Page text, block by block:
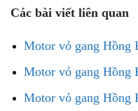
Các bài viết liên quan
Motor vỏ gang Hồng
Motor vỏ gang Hồng
Motor vỏ gang Hồng